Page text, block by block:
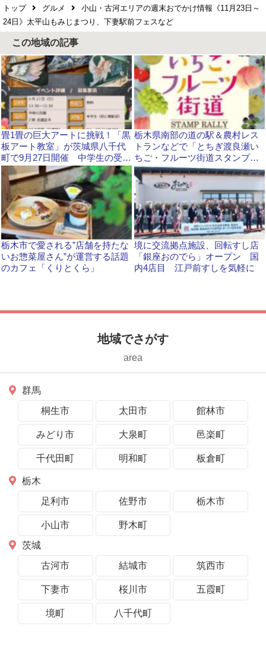
トップ グルメ
小山・古河エリアの週末おでかけ情報《11月23日～
24日》太平山もみじまつり、下妻駅前フェスなど
この地域の記事
畳1畳の巨大アートに挑戦！「黒
板アート教室」が茨城県八千代
町で9月27日開催 中学生の受講
生を募集中
栃木県南部の道の駅＆農村レス
トランなどで「とちぎ渡良瀬い
ちご・フルーツ街道スタンプラ
リー」開催中！素敵な賞品が当
たります
栃木市で愛される”店舗を持たな
いお惣菜屋さん”が運営する話題
のカフェ「くりとくら」
境に交流拠点施設、回転すし店
「銀座おのでら」オープン 国
内4店目 江戸前すしを気軽に
地域でさがす
area
群馬
桐生市
太田市 館林市
みどり市 大泉町 邑楽町
千代田町 明和町 板倉町
栃木
足利市
佐野市 栃木市
小山市
野木町
茨城
古河市
結城市 筑西市
下妻市 桜川市 五霞町
境町 八千代町